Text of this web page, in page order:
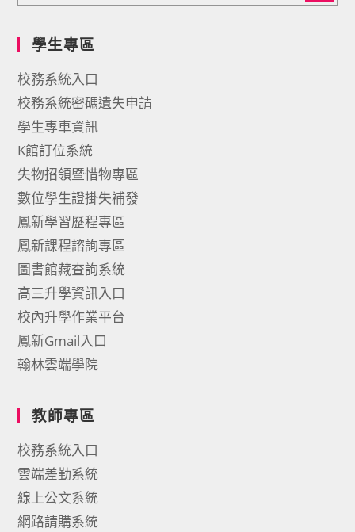
學生專區
校務系統入口
校務系統密碼遺失申請
學生專車資訊
K館訂位系統
失物招領暨惜物專區
數位學生證掛失補發
鳳新學習歷程專區
鳳新課程諮詢專區
圖書館藏查詢系統
高三升學資訊入口
校內升學作業平台
鳳新Gmail入口
翰林雲端學院
教師專區
校務系統入口
雲端差勤系統
線上公文系統
網路請購系統